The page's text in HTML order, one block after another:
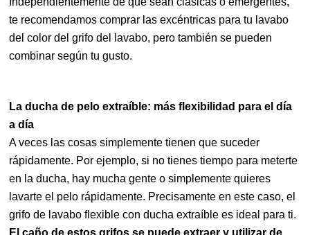
te recomendamos comprar las excéntricas para tu lavabo
del color del grifo del lavabo, pero también se pueden
combinar según tu gusto.
La ducha de pelo extraíble: más flexibilidad para el día
a día
A veces las cosas simplemente tienen que suceder
rápidamente. Por ejemplo, si no tienes tiempo para meterte
en la ducha, hay mucha gente o simplemente quieres
lavarte el pelo rápidamente. Precisamente en este caso, el
grifo de lavabo flexible con ducha extraíble es ideal para ti.